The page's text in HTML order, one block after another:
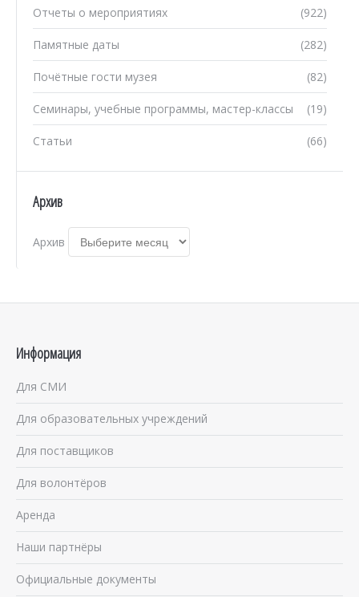
(922)
Отчеты о мероприятиях
(282)
Памятные даты
(82)
Почётные гости музея
(19)
Семинары, учебные программы, мастер-классы
(66)
Статьи
Архив
Архив
Информация
Для СМИ
Для образовательных учреждений
Для поставщиков
Для волонтёров
Аренда
Наши партнёры
Официальные документы